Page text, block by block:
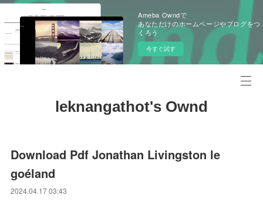
Ameba Owndで
あなただけのホームページやブログをつ
くろう
今すぐ試す
leknangathot's Ownd
Download Pdf Jonathan Livingston le
goéland
2024.04.17 03:43